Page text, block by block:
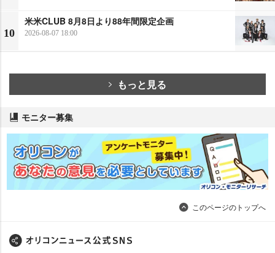
10
米米CLUB 8月8日より88年間限定企画
2026-08-07 18:00
もっと見る
モニター募集
このページのトップへ